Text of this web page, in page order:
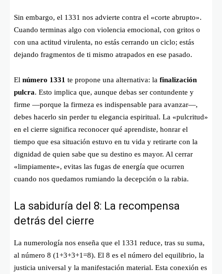
Sin embargo, el 1331 nos advierte contra el «corte abrupto».
Cuando terminas algo con violencia emocional, con gritos o
con una actitud virulenta, no estás cerrando un ciclo; estás
dejando fragmentos de ti mismo atrapados en ese pasado.
El número 1331 te propone una alternativa: la finalización
pulcra. Esto implica que, aunque debas ser contundente y
firme —porque la firmeza es indispensable para avanzar—,
debes hacerlo sin perder tu elegancia espiritual. La «pulcritud»
en el cierre significa reconocer qué aprendiste, honrar el
tiempo que esa situación estuvo en tu vida y retirarte con la
dignidad de quien sabe que su destino es mayor. Al cerrar
«limpiamente», evitas las fugas de energía que ocurren
cuando nos quedamos rumiando la decepción o la rabia.
La sabiduría del 8: La recompensa
detrás del cierre
La numerología nos enseña que el 1331 reduce, tras su suma,
al número 8 (1+3+3+1=8). El 8 es el número del equilibrio, la
justicia universal y la manifestación material. Esta conexión es